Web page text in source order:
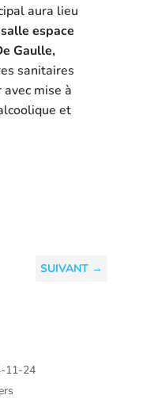
aura lieu
espace
Gaulle,
sanitaires
mise à
et
SUIVANT →
11-24